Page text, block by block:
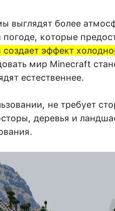
выглядят более
которые
эффект
мир Minecraft
естественнее.
не требует
деревья и